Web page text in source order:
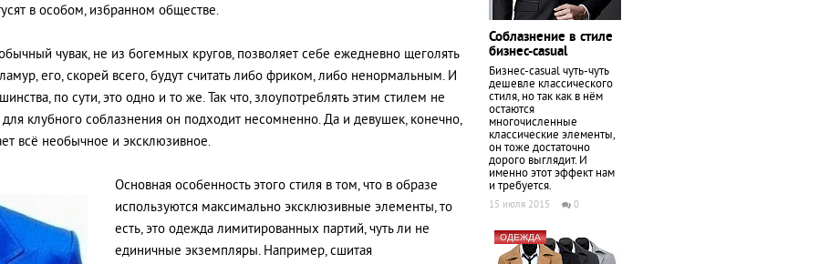
Соблазнение в стиле
бизнес-casual
Бизнес-casual чуть-чуть
дешевле классического
стиля, но так как в нём
остаются
многочисленные
классические элементы,
он тоже достаточно
дорого выглядит. И
именно этот эффект нам
и требуется.
15 июля 2015 0
ОДЕЖДА
в особом, избранном обществе.
чувак, не из богемных кругов, позволяет себе ежедневно щеголять
его, скорей всего, будут считать либо фриком, либо ненормальным. И
по сути, это одно и то же. Так что, злоупотреблять этим стилем не
для клубного соблазнения он подходит несомненно. Да и девушек, конечно,
всё необычное и эксклюзивное.
Основная особенность этого стиля в том, что в образе
используются максимально эксклюзивные элементы, то
есть, это одежда лимитированных партий, чуть ли не
единичные экземпляры. Например, сшитая